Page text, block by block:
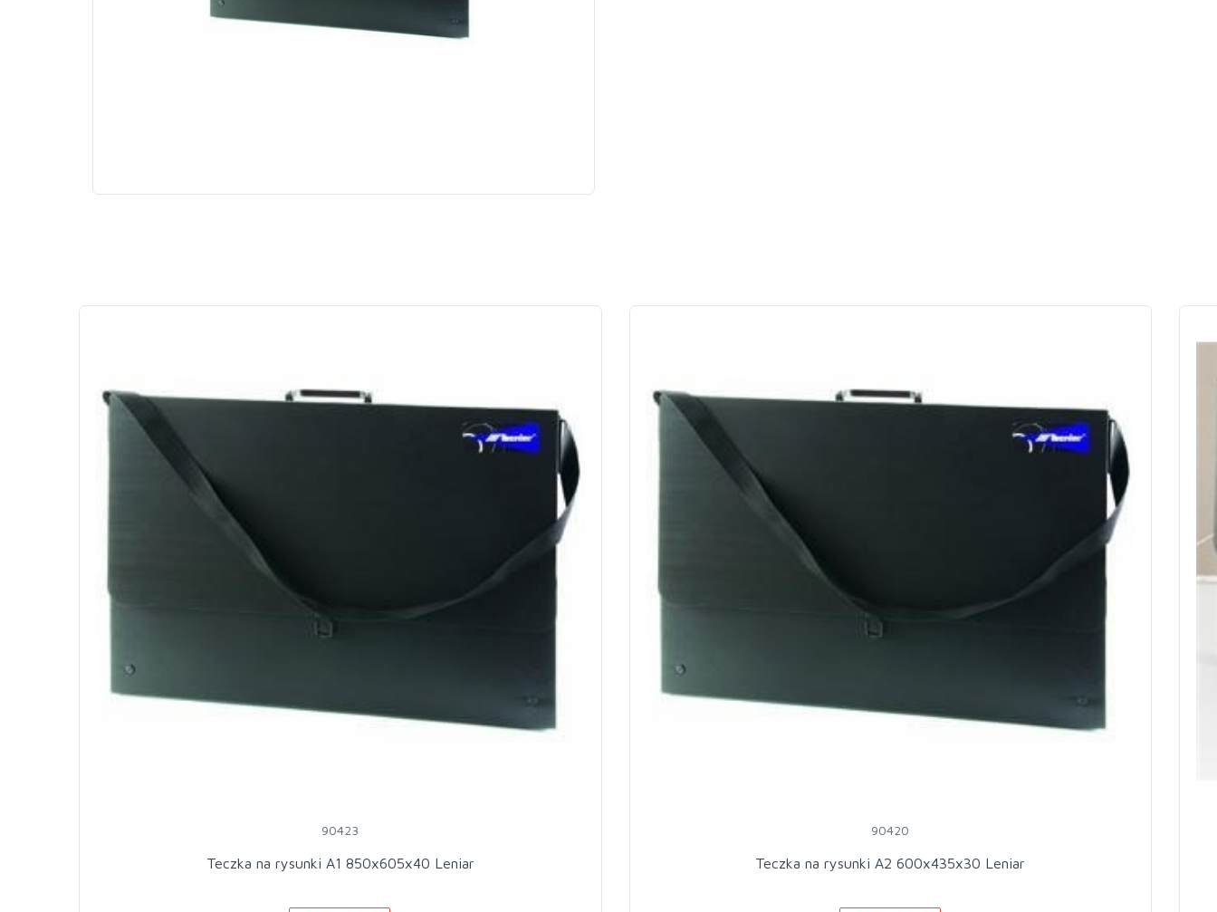
90423
Teczka na rysunki A1 850x605x40 Leniar
90420
Teczka na rysunki A2 600x435x30 Leniar